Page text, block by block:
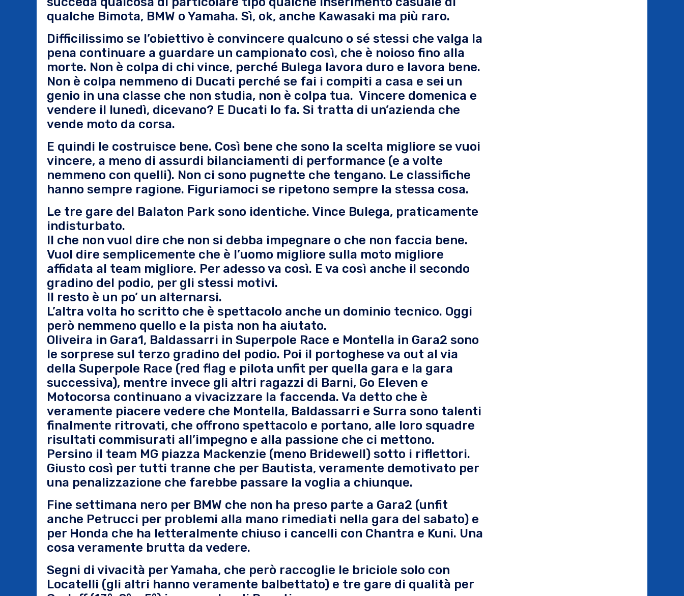
qualche Bimota, BMW o Yamaha. Sì, ok, anche Kawasaki ma più raro.
Difficilissimo se l’obiettivo è convincere qualcuno o sé stessi che valga la
pena continuare a guardare un campionato così, che è noioso fino alla
morte. Non è colpa di chi vince, perché Bulega lavora duro e lavora bene.
Non è colpa nemmeno di Ducati perché se fai i compiti a casa e sei un
genio in una classe che non studia, non è colpa tua. Vincere domenica e
vendere il lunedì, dicevano? E Ducati lo fa. Si tratta di un’azienda che
vende moto da corsa.
E quindi le costruisce bene. Così bene che sono la scelta migliore se vuoi
vincere, a meno di assurdi bilanciamenti di performance (e a volte
nemmeno con quelli). Non ci sono pugnette che tengano. Le classifiche
hanno sempre ragione. Figuriamoci se ripetono sempre la stessa cosa.
Le tre gare del Balaton Park sono identiche. Vince Bulega, praticamente
indisturbato.
Il che non vuol dire che non si debba impegnare o che non faccia bene.
Vuol dire semplicemente che è l’uomo migliore sulla moto migliore
affidata al team migliore. Per adesso va così. E va così anche il secondo
gradino del podio, per gli stessi motivi.
Il resto è un po’ un alternarsi.
L’altra volta ho scritto che è spettacolo anche un dominio tecnico. Oggi
però nemmeno quello e la pista non ha aiutato.
Oliveira in Gara1, Baldassarri in Superpole Race e Montella in Gara2 sono
le sorprese sul terzo gradino del podio. Poi il portoghese va out al via
della Superpole Race (red flag e pilota unfit per quella gara e la gara
successiva), mentre invece gli altri ragazzi di Barni, Go Eleven e
Motocorsa continuano a vivacizzare la faccenda. Va detto che è
veramente piacere vedere che Montella, Baldassarri e Surra sono talenti
finalmente ritrovati, che offrono spettacolo e portano, alle loro squadre
risultati commisurati all’impegno e alla passione che ci mettono.
Persino il team MG piazza Mackenzie (meno Bridewell) sotto i riflettori.
Giusto così per tutti tranne che per Bautista, veramente demotivato per
una penalizzazione che farebbe passare la voglia a chiunque.
Fine settimana nero per BMW che non ha preso parte a Gara2 (unfit
anche Petrucci per problemi alla mano rimediati nella gara del sabato) e
per Honda che ha letteralmente chiuso i cancelli con Chantra e Kuni. Una
cosa veramente brutta da vedere.
Segni di vivacità per Yamaha, che però raccoglie le briciole solo con
Locatelli (gli altri hanno veramente balbettato) e tre gare di qualità per